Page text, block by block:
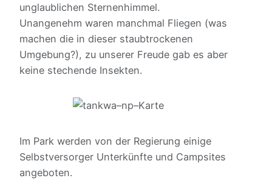
unglaublichen Sternenhimmel.
Unangenehm waren manchmal Fliegen (was
machen die in dieser staubtrockenen
Umgebung?), zu unserer Freude gab es aber
keine stechende Insekten.
Im Park werden von der Regierung einige
Selbstversorger Unterkünfte und Campsites
angeboten.